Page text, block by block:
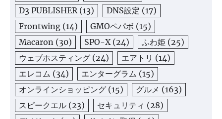
D3 PUBLISHER (13) DNS設定 (17)
Frontwing (14) GMOペパボ (15)
Macaron (30) SPO-X (24) ふわ姫 (25)
ウェブホスティング (24) エアトリ (14)
エレコム (34) エンターグラム (15)
オンラインショッピング (15) グルメ (163)
スピークエル (23) セキュリティ (28)